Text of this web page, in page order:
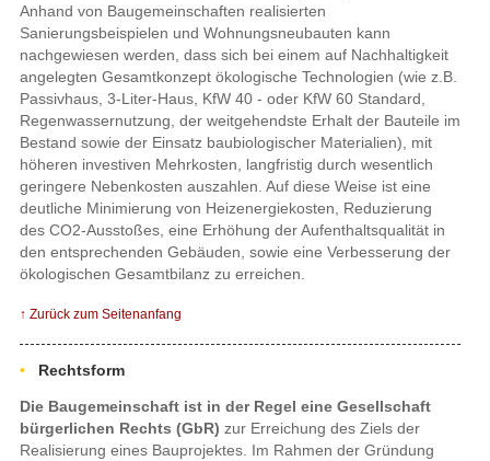
Anhand von Baugemeinschaften realisierten
Sanierungsbeispielen und Wohnungsneubauten kann
nachgewiesen werden, dass sich bei einem auf Nachhaltigkeit
angelegten Gesamtkonzept ökologische Technologien (wie z.B.
Passivhaus, 3-Liter-Haus, KfW 40 - oder KfW 60 Standard,
Regenwassernutzung, der weitgehendste Erhalt der Bauteile im
Bestand sowie der Einsatz baubiologischer Materialien), mit
höheren investiven Mehrkosten, langfristig durch wesentlich
geringere Nebenkosten auszahlen. Auf diese Weise ist eine
deutliche Minimierung von Heizenergiekosten, Reduzierung
des CO2-Ausstoßes, eine Erhöhung der Aufenthaltsqualität in
den entsprechenden Gebäuden, sowie eine Verbesserung der
ökologischen Gesamtbilanz zu erreichen.
↑ Zurück zum Seitenanfang
Rechtsform
Die Baugemeinschaft ist in der Regel eine Gesellschaft
bürgerlichen Rechts (GbR) zur Erreichung des Ziels der
Realisierung eines Bauprojektes. Im Rahmen der Gründung